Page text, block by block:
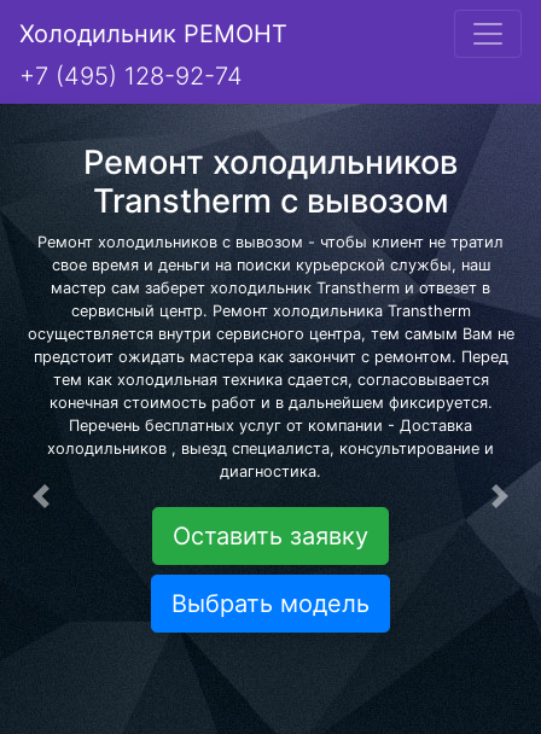
Холодильник РЕМОНТ
+7 (495) 128-92-74
Ремонт холодильников
Transtherm с вывозом
Ремонт холодильников с вывозом - чтобы клиент не тратил
свое время и деньги на поиски курьерской службы, наш
мастер сам заберет холодильник Transtherm и отвезет в
сервисный центр. Ремонт холодильника Transtherm
осуществляется внутри сервисного центра, тем самым Вам не
предстоит ожидать мастера как закончит с ремонтом. Перед
тем как холодильная техника сдается, согласовывается
конечная стоимость работ и в дальнейшем фиксируется.
Перечень бесплатных услуг от компании - Доставка
холодильников , выезд специалиста, консультирование и
диагностика.
Оставить заявку
Выбрать модель
Предыдущая